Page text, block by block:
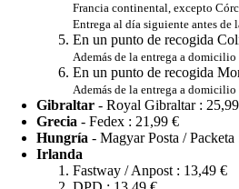
Francia continental, excepto
Entrega al día siguiente antes de
En un punto de recogida
Además de la entrega a
En un punto de recogida
Además de la entrega a
Gibraltar - Royal Gibraltar :
Grecia - Fedex : 21,99 €
Hungría - Magyar Posta / Packeta
Irlanda
Fastway / Anpost : 13,49 €